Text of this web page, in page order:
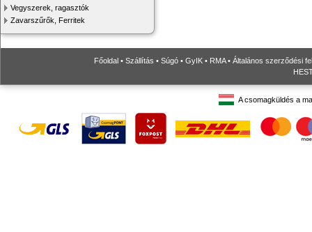
Vegyszerek, ragasztók
Zavarszűrők, Ferritek
Főoldal • Szállítás • Súgó • GyIK • RMA• Általános szerződési
A csomagküldés a